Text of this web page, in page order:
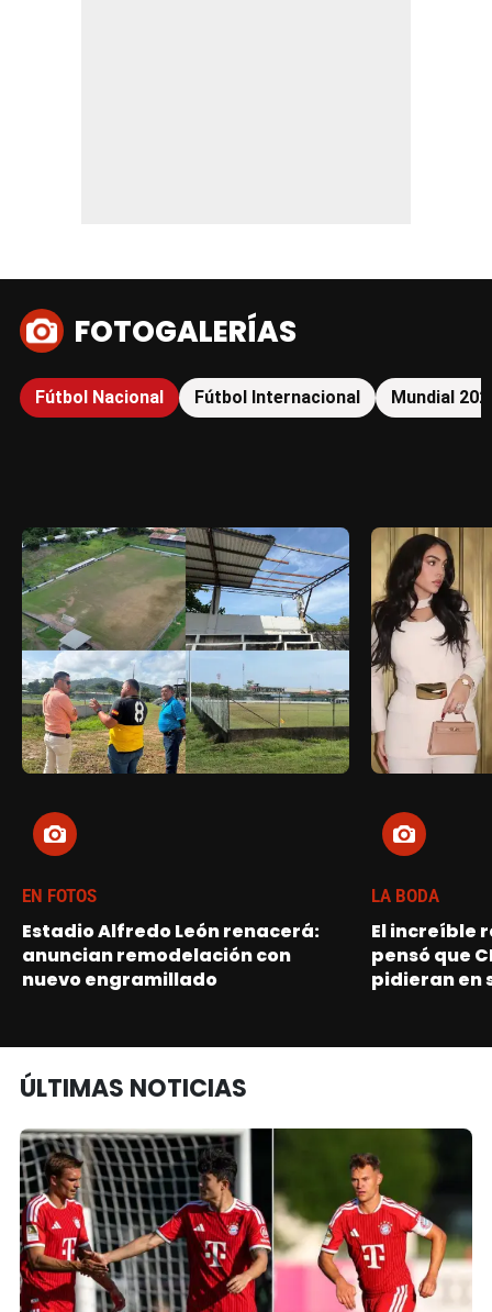
FOTOGALERÍAS
Fútbol Nacional Fútbol Internacional Mundial
EN FOTOS
Estadio Alfredo León renacerá:
anuncian remodelación con
nuevo engramillado
LA BODA
El increíble
pensó que
pidieran en
ÚLTIMAS NOTICIAS